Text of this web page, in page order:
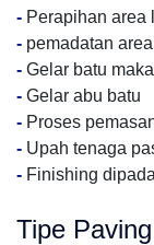
- Perapihan area
- pemadatan
- Gelar batu
- Gelar abu batu
- Proses
- Upah tenaga
- Finishing
Tipe